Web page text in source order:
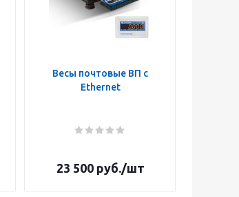
Весы почтовые ВП с
Ethernet
23 500руб./шт